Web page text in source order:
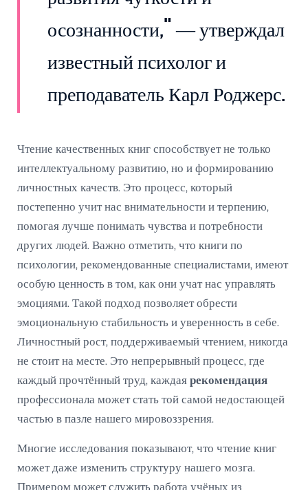
осознанности," — утверждал
известный психолог и
преподаватель Карл Роджерс.
Чтение качественных книг способствует не только
интеллектуальному развитию, но и формированию
личностных качеств. Это процесс, который
постепенно учит нас внимательности и терпению,
помогая лучше понимать чувства и потребности
других людей. Важно отметить, что книги по
психологии, рекомендованные специалистами, имеют
особую ценность в том, как они учат нас управлять
эмоциями. Такой подход позволяет обрести
эмоциональную стабильность и уверенность в себе.
Личностный рост, поддерживаемый чтением, никогда
не стоит на месте. Это непрерывный процесс, где
каждый прочтённый труд, каждая рекомендация
профессионала может стать той самой недостающей
частью в пазле нашего мировоззрения.
Многие исследования показывают, что чтение книг
может даже изменить структуру нашего мозга.
Примером может служить работа учёных из